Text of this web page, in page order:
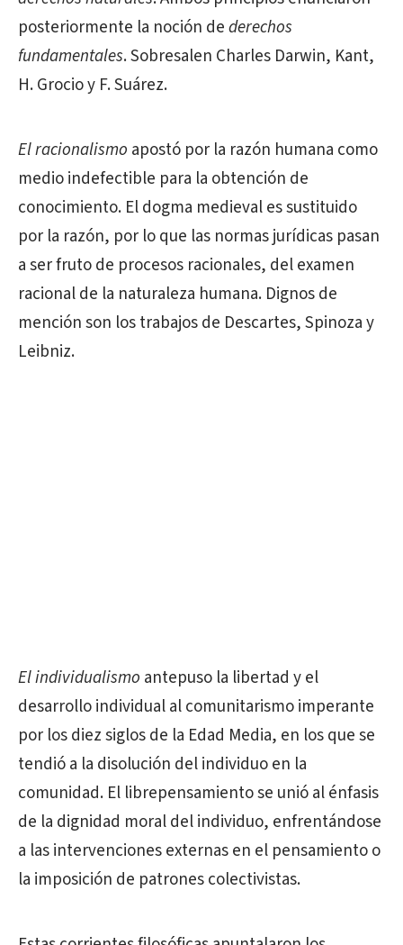
posteriormente la noción dederechos
fundamentales. Sobresalen Charles Darwin, Kant,
H. Grocio y F. Suárez.
El racionalismo apostó por la razón humana como
medio indefectible para la obtención de
conocimiento. El dogma medieval es sustituido
por la razón, por lo que las normas jurídicas pasan
a ser fruto de procesos racionales, del examen
racional de la naturaleza humana. Dignos de
mención son los trabajos de Descartes, Spinoza y
Leibniz.
El individualismo antepuso la libertad y el
desarrollo individual al comunitarismo imperante
por los diez siglos de la Edad Media, en los que se
tendió a la disolución del individuo en la
comunidad. El librepensamiento se unió al énfasis
de la dignidad moral del individuo, enfrentándose
a las intervenciones externas en el pensamiento o
la imposición de patrones colectivistas.